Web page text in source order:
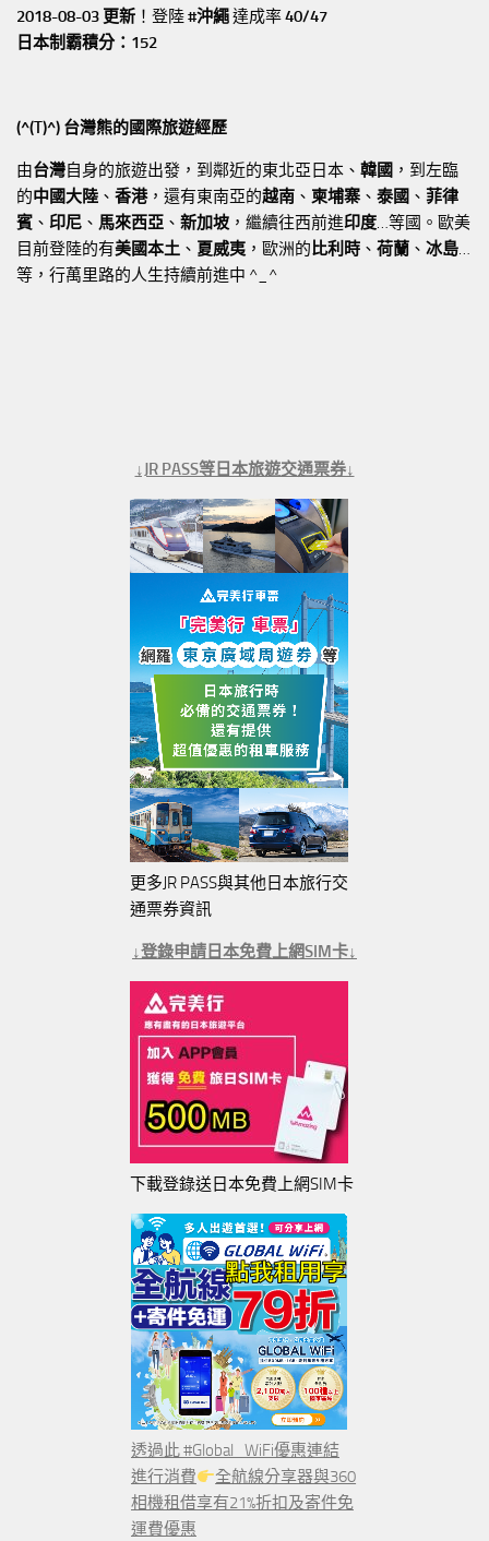
2018-08-03 更新 ！登陸#沖繩達成率40/47
日本制霸積分：152
(^(T)^) 台灣熊的國際旅遊經歷
由台灣自身的旅遊出發，到鄰近的東北亞日本、 韓國 ，到左臨
的中國大陸 、 香港，還有東南亞的越南 、 柬埔寨 、 泰國 、 菲律
賓 、 印尼 、 馬來西亞 、 新加坡 ，繼續往西前進印度…等國。歐美
目前登陸的有美國本土 、 夏威夷 ，歐洲的比利時 、 荷蘭 、 冰島…
等，行萬里路的人生持續前進中 ^_^
↓JR PASS等日本旅遊交通票券↓
更多JR PASS與其他日本旅行交
通票券資訊
↓登錄申請日本免費上網SIM卡↓
下載登錄送日本免費上網SIM卡
透過此 #Global_WiFi優惠連結
進行消費
全航線分享器與360
相機租借享有21%折扣及寄件免
運費優惠